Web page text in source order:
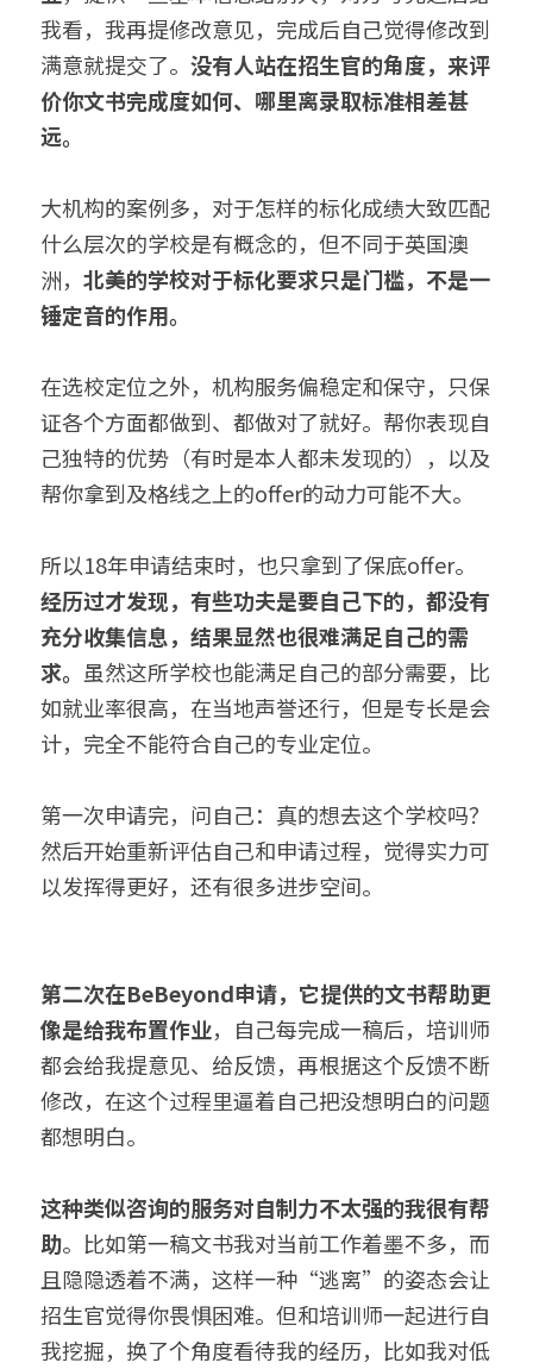
我看，我再提修改意见，完成后自己觉得修改到
满意就提交了。 没有人站在招生官的角度，来评
价你文书完成度如何、哪里离录取标准相差甚
远。
大机构的案例多，对于怎样的标化成绩大致匹配
什么层次的学校是有概念的，但不同于英国澳
洲， 北美的学校对于标化要求只是门槛，不是一
锤定音的作用。
在选校定位之外，机构服务偏稳定和保守，只保
证各个方面都做到、都做对了就好。帮你表现自
己独特的优势（有时是本人都未发现的），以及
帮你拿到及格线之上的offer的动力可能不大。
所以18年申请结束时，也只拿到了保底offer。
经历过才发现，有些功夫是要自己下的，都没有
充分收集信息，结果显然也很难满足自己的需
求。 虽然这所学校也能满足自己的部分需要，比
如就业率很高，在当地声誉还行，但是专长是会
计，完全不能符合自己的专业定位。
第一次申请完，问自己：真的想去这个学校吗？
然后开始重新评估自己和申请过程，觉得实力可
以发挥得更好，还有很多进步空间。
第二次在BeBeyond申请，它提供的文书帮助更
像是给我布置作业，自己每完成一稿后，培训师
都会给我提意见、给反馈，再根据这个反馈不断
修改，在这个过程里逼着自己把没想明白的问题
都想明白。
这种类似咨询的服务对自制力不太强的我很有帮
助。比如第一稿文书我对当前工作着墨不多，而
且隐隐透着不满，这样一种“逃离”的姿态会让
招生官觉得你畏惧困难。但和培训师一起进行自
我挖掘，换了个角度看待我的经历，比如我对低